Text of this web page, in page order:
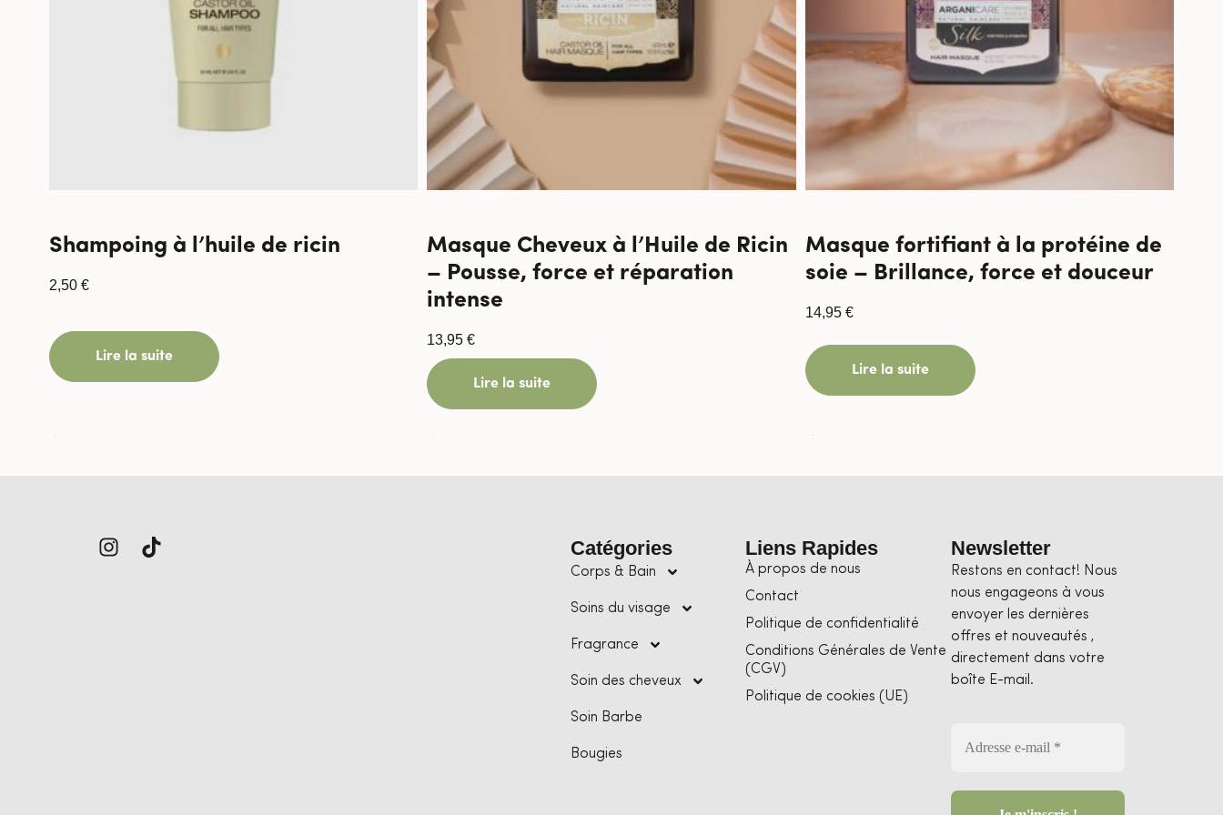
Shampoing à l’huile de ricin
2,50 €
Lire la suite
Masque Cheveux à l’Huile de Ricin
– Pousse, force et réparation
intense
13,95€
Lire la suite
Masque fortifiant à la protéine de
soie – Brillance, force et douceur
14,95 €
Lire la suite
Catégories
Corps & Bain
Soins du visage
Fragrance
Soin des cheveux
Soin Barbe
Bougies
Liens Rapides
À propos de nous
Contact
Politique de confidentialité
Conditions Générales de Vente
(CGV)
Politique de cookies (UE)
Newsletter
Restons en contact! Nous
nous engageons à vous
envoyer les dernières
offres et nouveautés ,
directement dans votre
boîte E-mail.